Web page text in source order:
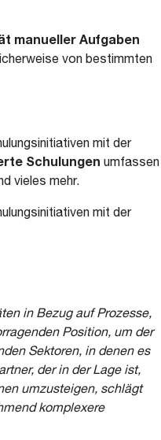
manueller Aufgaben
von bestimmten
mit der
Schulungen umfassen
vieles mehr.
mit der
in Bezug auf Prozesse,
Position, um der
Sektoren, in denen es
der in der Lage ist,
umzusteigen, schlägt
komplexere